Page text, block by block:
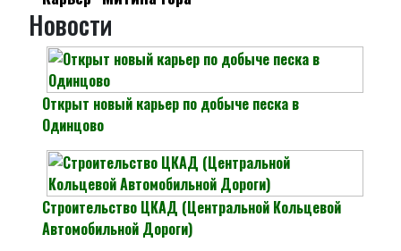
Новости
Открыт новый карьер по добыче песка в
Одинцово
Строительство ЦКАД (Центральной Кольцевой
Автомобильной Дороги)